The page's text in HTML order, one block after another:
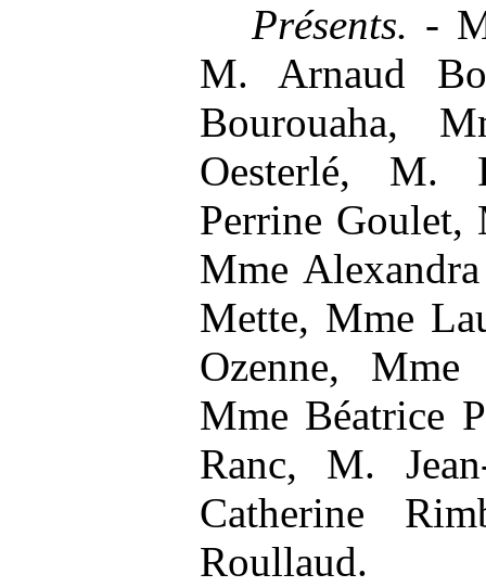
Présents. -
M. Arnaud
Bourouaha,
Oesterlé, M.
Perrine Goulet,
Mme
Mette, Mme
Ozenne, Mme
Mme Béatrice
Ranc, M.
Catherine
Roullaud.